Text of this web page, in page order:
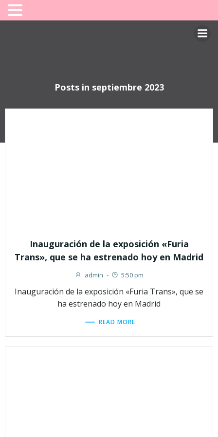
Posts in septiembre 2023
Inauguración de la exposición «Furia
Trans», que se ha estrenado hoy en Madrid
admin - 5:50 pm
Inauguración de la exposición «Furia Trans», que se
ha estrenado hoy en Madrid
READ MORE